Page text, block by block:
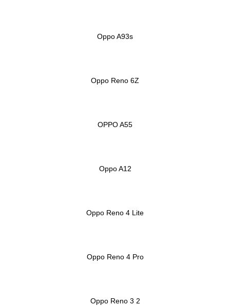
Oppo A93s
Oppo Reno 6Z
OPPO A55
Oppo A12
Oppo Reno 4 Lite
Oppo Reno 4 Pro
Oppo Reno 3 2